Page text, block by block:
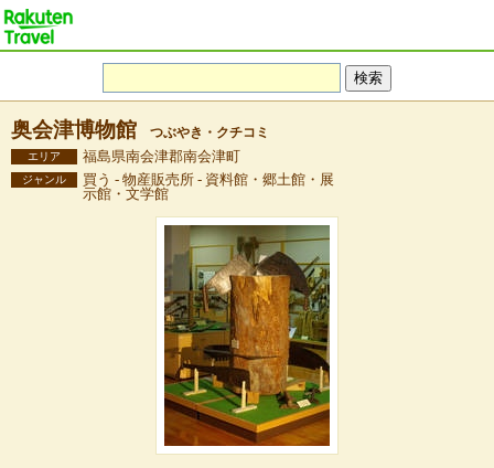
奥会津博物館 つぶやき・クチコミ
エリア 福島県南会津郡南会津町
ジャンル
買う - 物産販売所 - 資料館・郷土館・展
示館・文学館